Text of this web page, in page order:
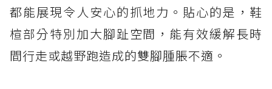
都能展現令人安心的抓地力。貼心的是，鞋
楦部分特別加大腳趾空間，能有效緩解長時
間行走或越野跑造成的雙腳腫脹不適。